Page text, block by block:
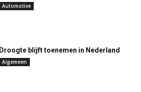
Automotive
Droogte blijft toenemen in Nederland
Algemeen